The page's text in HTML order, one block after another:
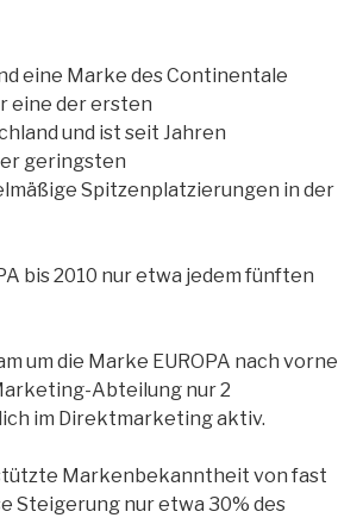
eine Marke des Continentale
eine der ersten
und ist seit Jahren
geringsten
Spitzenplatzierungen in der
bis 2010 nur etwa jedem fünften
um die Marke EUROPA nach vorne
Abteilung nur 2
im Direktmarketing aktiv.
Markenbekanntheit von fast
Steigerung nur etwa 30% des